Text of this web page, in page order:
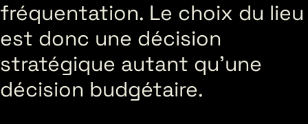
fréquentation. Le choix du lieu
est donc une décision
stratégique autant qu’une
décision budgétaire.